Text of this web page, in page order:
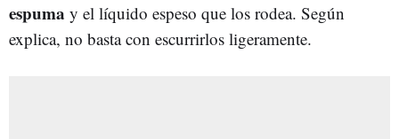
espuma y el líquido espeso que los rodea. Según
explica, no basta con escurrirlos ligeramente.